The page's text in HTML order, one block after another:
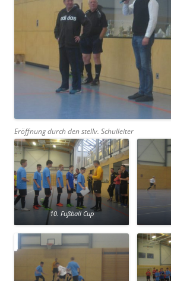
Eröffnung durch den stellv. Schulleiter
10. Fußball Cup